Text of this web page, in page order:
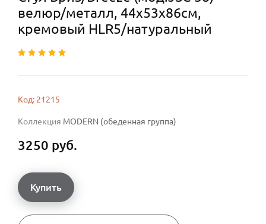
велюр/металл, 44х53х86см,
кремовый HLR5/натуральный
Код: 21215
Коллекция MODERN (обеденная группа)
3250 руб.
Купить